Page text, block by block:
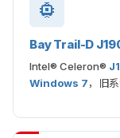
Bay Trail-D
Intel® Celeron®
Windows 7，旧